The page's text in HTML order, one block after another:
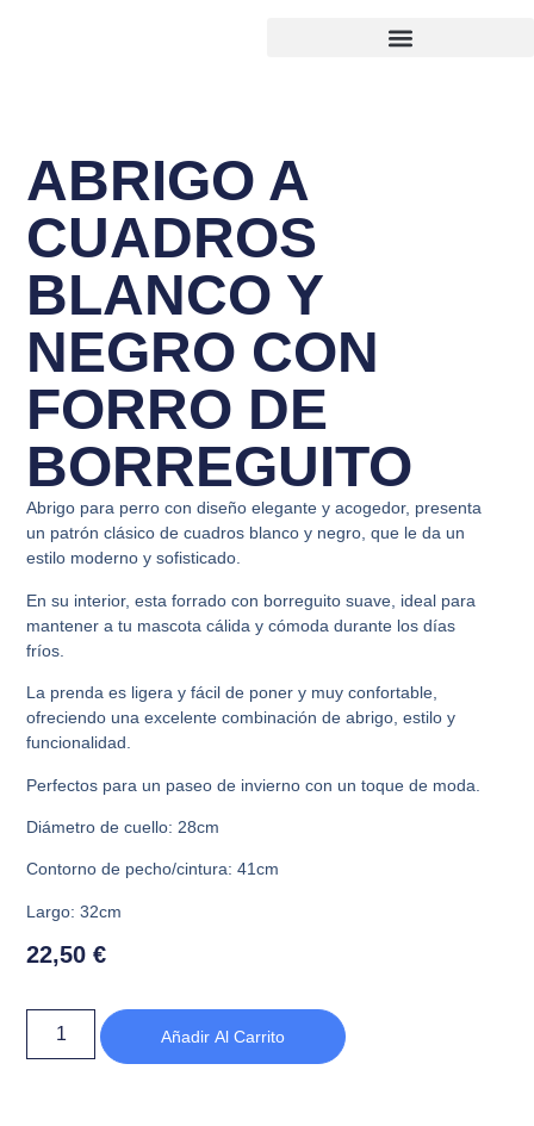
ABRIGO A
CUADROS
BLANCO Y
NEGRO CON
FORRO DE
BORREGUITO
Abrigo para perro con diseño elegante y acogedor, presenta
un patrón clásico de cuadros blanco y negro, que le da un
estilo moderno y sofisticado.
En su interior, esta forrado con borreguito suave, ideal para
mantener a tu mascota cálida y cómoda durante los días
fríos.
La prenda es ligera y fácil de poner y muy confortable,
ofreciendo una excelente combinación de abrigo, estilo y
funcionalidad.
Perfectos para un paseo de invierno con un toque de moda.
Diámetro de cuello: 28cm
Contorno de pecho/cintura: 41cm
Largo: 32cm
22,50€
Añadir Al Carrito